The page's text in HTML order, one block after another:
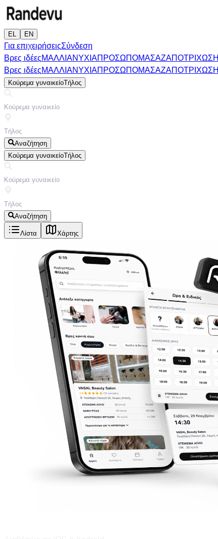
EL EN
Για επιχειρήσειςΣύνδεση
Βρες ιδέεςΜΑΛΛΙΑΝΥΧΙΑΠΡΟΣΩΠΟΜΑΣΑΖΑΠΟΤΡΙΧΩΣΗ
Βρες ιδέεςΜΑΛΛΙΑΝΥΧΙΑΠΡΟΣΩΠΟΜΑΣΑΖΑΠΟΤΡΙΧΩΣΗ
Κούρεμα γυναικείοΤήλος
Αναζήτηση
Κούρεμα γυναικείοΤήλος
Αναζήτηση
Λίστα Χάρτης